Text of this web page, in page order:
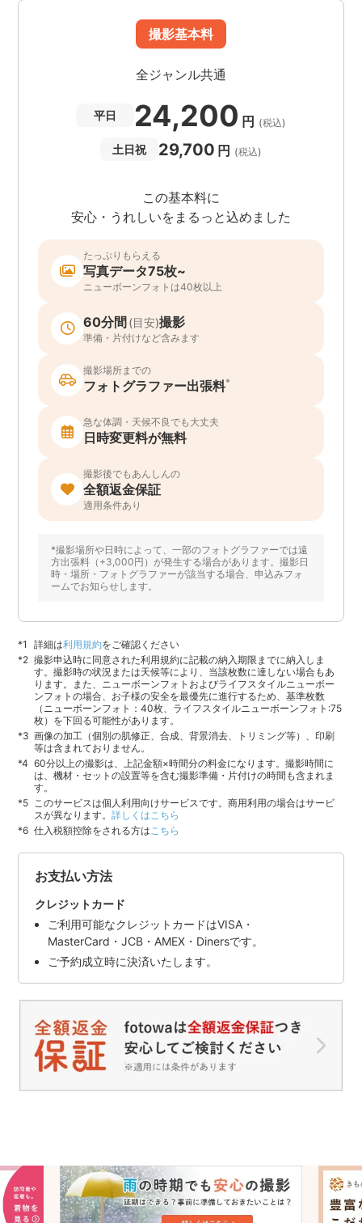
撮影基本料
全ジャンル共通
平日 24,200 円 (税込)
土日祝 29,700 円 (税込)
この基本料に
安心・うれしいをまるっと込めました
たっぷりもらえる
写真データ75枚~
ニューボーンフォトは40枚以上
60分間 (目安)撮影
準備・片付けなど含みます
撮影場所までの
フォトグラファー出張料*
急な体調・天候不良でも大丈夫
日時変更料が無料
撮影後でもあんしんの
全額返金保証
適用条件あり
*撮影場所や日時によって、一部のフォトグラファーでは遠
方出張料（+3,000円）が発生する場合があります。撮影日
時・場所・フォトグラファーが該当する場合、申込みフォ
ームでお知らせします。
詳細は利用規約をご確認ください
撮影申込時に同意された利用規約に記載の納入期限までに納入しま
す。撮影時の状況または天候等により、当該枚数に達しない場合もあ
ります。また、ニューボーンフォトおよびライフスタイルニューボー
ンフォトの場合、お子様の安全を最優先に進行するため、基準枚数
（ニューボーンフォト：40枚、ライフスタイルニューボーンフォト:75
枚）を下回る可能性があります。
画像の加工（個別の肌修正、合成、背景消去、トリミング等）、印刷
等は含まれておりません。
60分以上の撮影は、上記金額×時間分の料金になります。撮影時間に
は、機材・セットの設置等を含む撮影準備・片付けの時間も含まれま
す。
このサービスは個人利用向けサービスです。商用利用の場合はサービ
スが異なります。詳しくはこちら
仕入税額控除をされる方は こちら
お支払い方法
クレジットカード
ご利用可能なクレジットカードはVISA・
MasterCard・JCB・AMEX・Dinersです。
ご予約成立時に決済いたします。